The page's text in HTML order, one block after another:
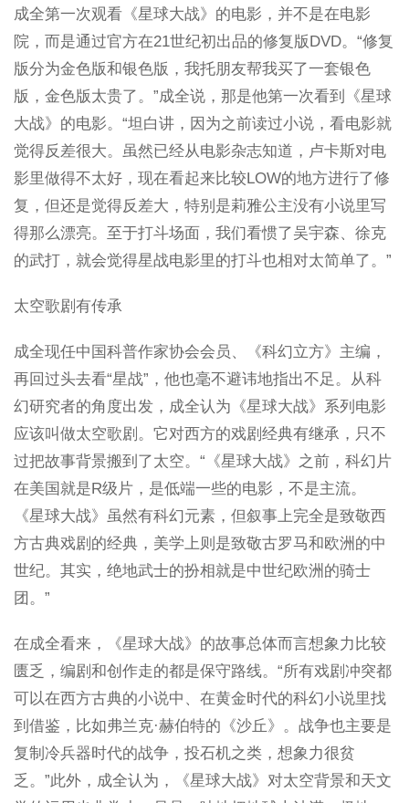
成全第一次观看《星球大战》的电影，并不是在电影
院，而是通过官方在21世纪初出品的修复版DVD。“修复
版分为金色版和银色版，我托朋友帮我买了一套银色
版，金色版太贵了。”成全说，那是他第一次看到《星球
大战》的电影。“坦白讲，因为之前读过小说，看电影就
觉得反差很大。虽然已经从电影杂志知道，卢卡斯对电
影里做得不太好，现在看起来比较LOW的地方进行了修
复，但还是觉得反差大，特别是莉雅公主没有小说里写
得那么漂亮。至于打斗场面，我们看惯了吴宇森、徐克
的武打，就会觉得星战电影里的打斗也相对太简单了。”
太空歌剧有传承
成全现任中国科普作家协会会员、《科幻立方》主编，
再回过头去看“星战”，他也毫不避讳地指出不足。从科
幻研究者的角度出发，成全认为《星球大战》系列电影
应该叫做太空歌剧。它对西方的戏剧经典有继承，只不
过把故事背景搬到了太空。“《星球大战》之前，科幻片
在美国就是R级片，是低端一些的电影，不是主流。
《星球大战》虽然有科幻元素，但叙事上完全是致敬西
方古典戏剧的经典，美学上则是致敬古罗马和欧洲的中
世纪。其实，绝地武士的扮相就是中世纪欧洲的骑士
团。”
在成全看来，《星球大战》的故事总体而言想象力比较
匮乏，编剧和创作走的都是保守路线。“所有戏剧冲突都
可以在西方古典的小说中、在黄金时代的科幻小说里找
到借鉴，比如弗兰克·赫伯特的《沙丘》。战争也主要是
复制冷兵器时代的战争，投石机之类，想象力很贫
乏。”此外，成全认为，《星球大战》对太空背景和天文